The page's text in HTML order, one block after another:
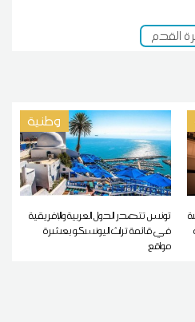
القدم
وطنية
تونس تتصدر الدول العربية والإفريقية
في قائمة تراث اليونسكو بعشرة
مواقع